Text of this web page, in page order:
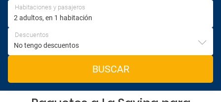
Habitaciones y pasajeros
Descuentos
BUSCAR